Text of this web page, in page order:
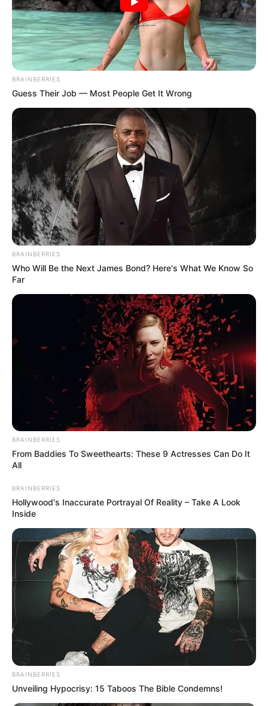
BRAINBERRIES
Guess Their Job — Most People Get It Wrong
BRAINBERRIES
Who Will Be the Next James Bond? Here's What We Know So
Far
BRAINBERRIES
From Baddies To Sweethearts: These 9 Actresses Can Do It
All
BRAINBERRIES
Hollywood's Inaccurate Portrayal Of Reality – Take A Look
Inside
BRAINBERRIES
Unveiling Hypocrisy: 15 Taboos The Bible Condemns!